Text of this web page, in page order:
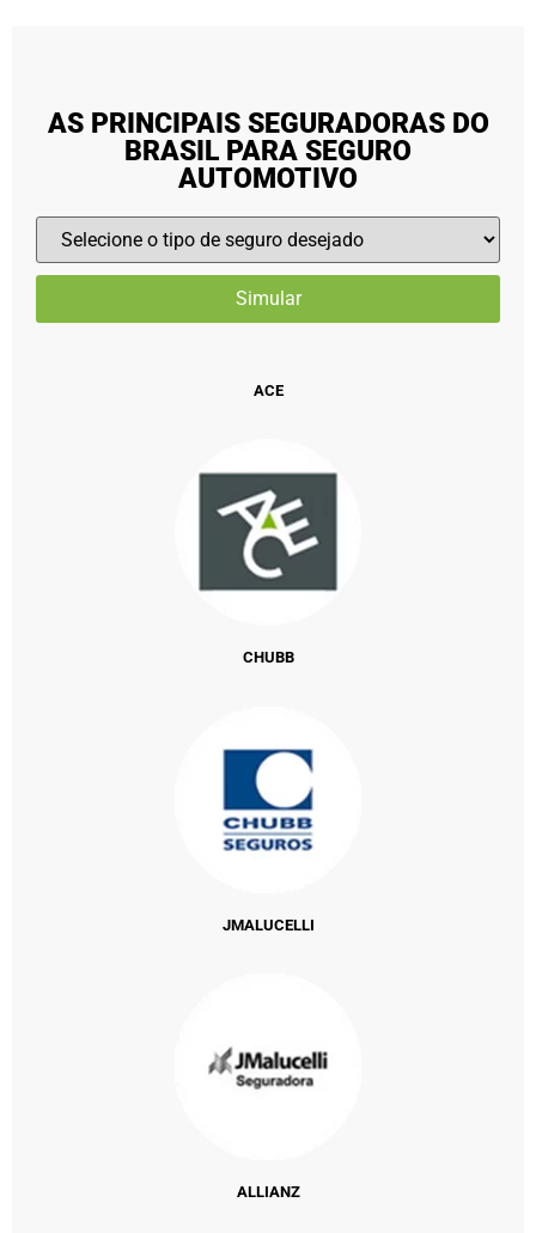
AS PRINCIPAIS SEGURADORAS DO
BRASIL PARA SEGURO
AUTOMOTIVO
ACE
CHUBB
JMALUCELLI
ALLIANZ